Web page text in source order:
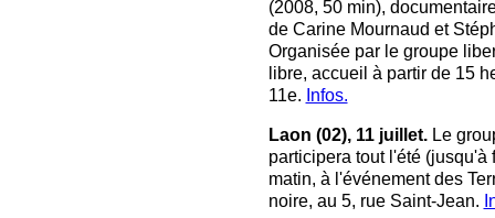
(2008, 50 min),
de Carine Mournaud et
Organisée par le groupe
libre, accueil à partir de 15
11e. Infos.
Laon (02), 11 juillet. Le
participera tout l'été
matin, à l'événement des
noire, au 5, rue Saint-Jean.